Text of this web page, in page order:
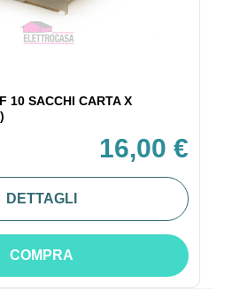
10 SACCHI CARTA X
16,00 €
DETTAGLI
COMPRA